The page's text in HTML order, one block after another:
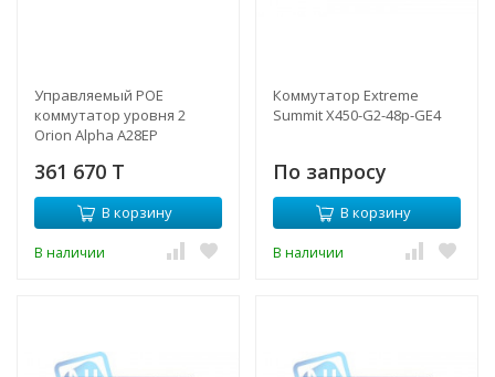
Управляемый POE
коммутатор уровня 2
Orion Alpha A28EP
361 670 T
В корзину
В наличии
Коммутатор Extreme
Summit X450-G2-48p-GE4
По запросу
В корзину
В наличии